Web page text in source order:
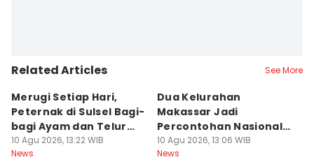
Related Articles See More
Merugi Setiap Hari,
Peternak di Sulsel Bagi-
bagi Ayam dan Telur
Gratis
10 Agu 2026, 13:22 WIB
News
Dua Kelurahan
Makassar Jadi
Percontohan Nasional
Sadar HAM
10 Agu 2026, 13:06 WIB
News